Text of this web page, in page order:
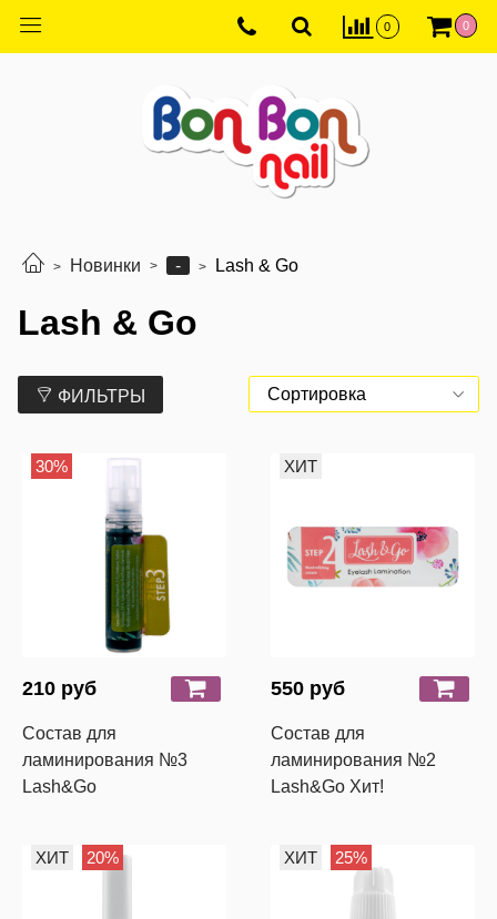
0 0
Новинки - Lash & Go
Lash & Go
ФИЛЬТРЫ
30%
210 руб
Состав для
ламинирования №3
Lash&Go
ХИТ
550 руб
Состав для
ламинирования №2
Lash&Go Хит!
ХИТ 20% ХИТ 25%